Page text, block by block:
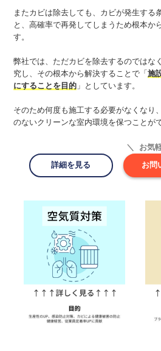
またカビは除去しても、カビが発生する
と、高確率で再発してしまうため根本か
す。
弊社では、ただカビを除去するのではな
究し、その根本から解決することで「施
にすることを目的 」としています。
そのため何度も施工する必要がなくなり
のないクリーンな室内環境を保つことが
＼ お気
詳細を見る
お問